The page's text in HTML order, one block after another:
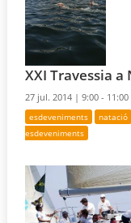
XXI Travessia a
27 jul. 2014 |9:00 -
esdeveniments natació
esdeveniments